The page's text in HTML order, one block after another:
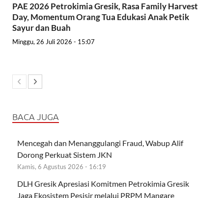
PAE 2026 Petrokimia Gresik, Rasa Family Harvest
Day, Momentum Orang Tua Edukasi Anak Petik
Sayur dan Buah
Minggu, 26 Juli 2026 - 15:07
BACA JUGA
Mencegah dan Menanggulangi Fraud, Wabup Alif
Dorong Perkuat Sistem JKN
Kamis, 6 Agustus 2026 - 16:19
DLH Gresik Apresiasi Komitmen Petrokimia Gresik
Jaga Ekosistem Pesisir melalui PRPM Mangare